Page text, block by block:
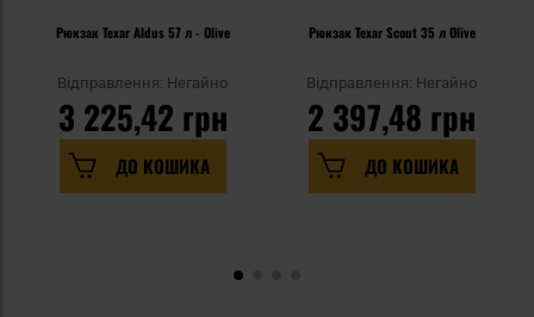
Рюкзак Texar Aldus 57 л - Olive
Відправлення: Негайно
3 225,42 грн
ДО КОШИКА
Рюкзак Texar Scout 35 л Olive
Відправлення: Негайно
2 397,48 грн
ДО КОШИКА